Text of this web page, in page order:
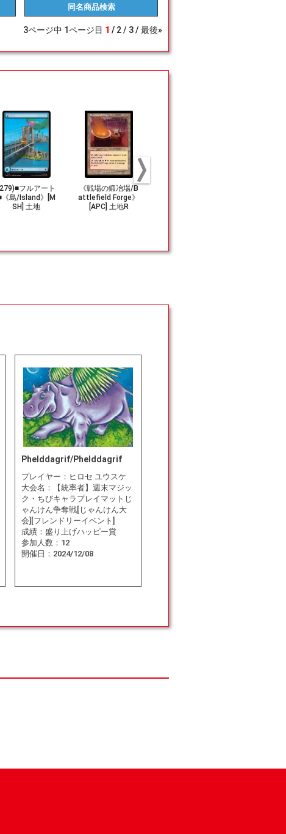
同名商品検索
3ページ中 1ページ目 1 2 3 最後»
フルアート
《島/Island》[M
SH] 土地
《戦場の鍛冶場/B
attlefield Forge》
[APC] 土地R
Phelddagrif/Phelddagrif
プレイヤー： ヒロセ ユウスケ
大会名：
【統率者】週末マジッ
ク・ちびキャラプレイマットじ
ゃんけん争奪戦[じゃんけん大
会][フレンドリーイベント]
成績： 盛り上げハッピー賞
参加人数： 12
開催日： 2024/12/08